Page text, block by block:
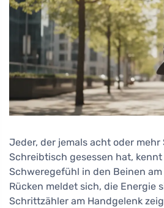
Jeder, der jemals acht oder mehr
Schreibtisch gesessen hat,
Schweregefühl in den Beinen am
Rücken meldet sich, die Energie
Schrittzähler am Handgelenk